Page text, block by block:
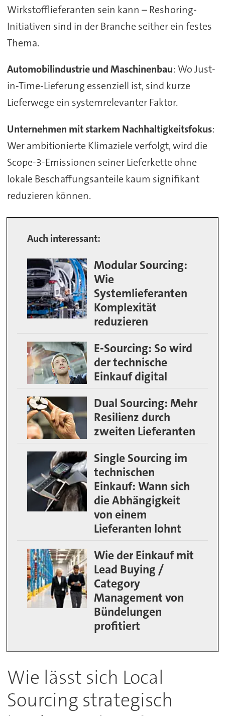
Wirkstofflieferanten sein kann – Reshoring-
Initiativen sind in der Branche seither ein festes
Thema.
Automobilindustrie und Maschinenbau: Wo Just-
in-Time-Lieferung essenziell ist, sind kurze
Lieferwege ein systemrelevanter Faktor.
Unternehmen mit starkem Nachhaltigkeitsfokus:
Wer ambitionierte Klimaziele verfolgt, wird die
Scope-3-Emissionen seiner Lieferkette ohne
lokale Beschaffungsanteile kaum signifikant
reduzieren können.
Auch interessant:
Modular Sourcing:
Wie
Systemlieferanten
Komplexität
reduzieren
E-Sourcing: So wird
der technische
Einkauf digital
Dual Sourcing: Mehr
Resilienz durch
zweiten Lieferanten
Single Sourcing im
technischen
Einkauf: Wann sich
die Abhängigkeit
von einem
Lieferanten lohnt
Wie der Einkauf mit
Lead Buying /
Category
Management von
Bündelungen
profitiert
Wie lässt sich Local
Sourcing strategisch